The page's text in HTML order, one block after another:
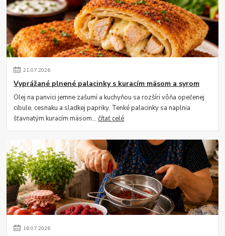
21.07.2026
Vyprážané plnené palacinky s kuracím mäsom a syrom
Olej na panvici jemne zašumí a kuchyňou sa rozšíri vôňa opečenej
cibule, cesnaku a sladkej papriky. Tenké palacinky sa naplnia
šťavnatým kuracím mäsom...čítať celé
16.07.2026